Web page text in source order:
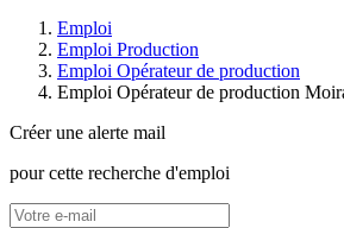
Emploi
Emploi Production
Emploi Opérateur de production
Emploi Opérateur de production
Créer une alerte mail
pour cette recherche d'emploi